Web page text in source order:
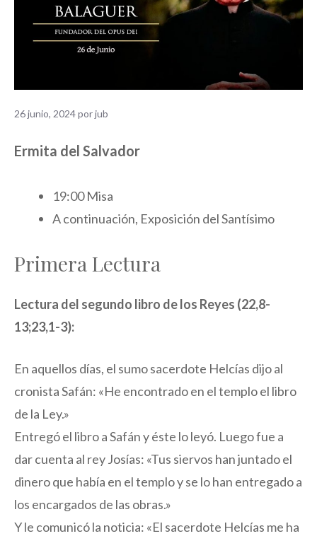
26 junio, 2024porjub
Ermita del Salvador
19:00 Misa
A continuación, Exposición del Santísimo
Primera Lectura
Lectura del segundo libro de los Reyes (22,8-
13;23,1-3):
En aquellos días, el sumo sacerdote Helcías dijo al
cronista Safán: «He encontrado en el templo el libro
de la Ley.»
Entregó el libro a Safán y éste lo leyó. Luego fue a
dar cuenta al rey Josías: «Tus siervos han juntado el
dinero que había en el templo y se lo han entregado a
los encargados de las obras.»
Y le comunicó la noticia: «El sacerdote Helcías me ha